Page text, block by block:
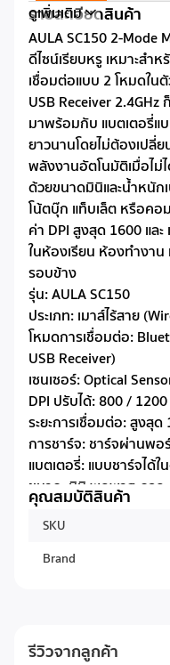
รายละเอียดสินค้า
AULA SC150 2-Mode
ดีไซน์เรียบหรู เหมาะสำ
เชื่อมต่อแบบ 2 โหมดใ
USB Receiver 2.4GHz
มาพร้อมกับ แบตเตอรี่แ
ยาวนานโดยไม่ต้องเปลี่
พลังงานอัตโนมัติเมื่อไม่
ด้วยขนาดมินิและน้ำหนัก
โน้ตบุ๊ก แท็บเล็ต หรือค
ค่า DPI สูงสุด 1600 แล
ในห้องเรียน ห้องทำงา
รอบข้าง
รุ่น: AULA SC150
ประเภท: เมาส์ไร้สาย
โหมดการเชื่อมต่อ:
USB Receiver)
เซนเซอร์: Optical
DPI ปรับได้: 800 /
ระยะการเชื่อมต่อ: สูงสุด
การชาร์จ: ชาร์จผ่านพอ
แบตเตอรี่: แบบชาร์จได้
ขนาด: มินิ พกพาสะดวก
ดีไซน์: โค้งมน จับถนัดมือ
โหมดประหยัดพลังงาน:
รองรับระบบปฏิบัติการ:
ดูเพิ่มเติม
คุณสมบัติสินค้า
SKU
Brand
รีวิวจากลูกค้า